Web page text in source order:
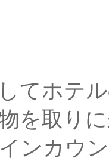
てホテ
を取り
ンカウ